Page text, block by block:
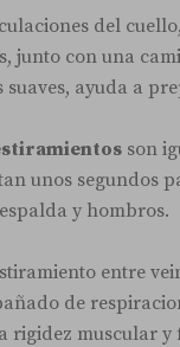
del
junto con una
suaves, ayuda a
son
unos segundos
y hombros.
entre
de
rigidez muscular y